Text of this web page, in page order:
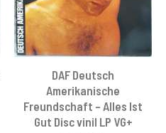
DAF Deutsch
Amerikanische
Freundschaft – Alles Ist
Gut Disc vinil LP VG+